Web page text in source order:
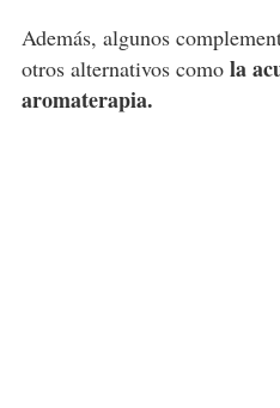
Además, algunos
otros alternativos comola
aromaterapia.